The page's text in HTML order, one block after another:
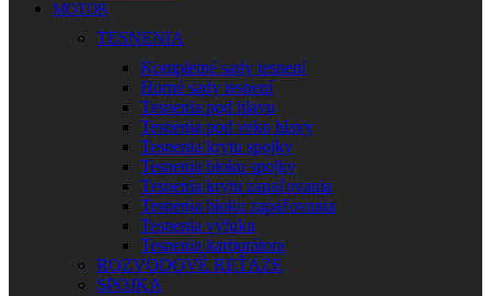
MOTOR
TESNENIA
Kompletné sady tesnení
Horné sady tesnení
Tesnenia pod hlavu
Tesnenia pod veko hlavy
Tesnenia krytu spojky
Tesnenia bloku spojky
Tesnenia krytu zapaľovania
Tesnenia bloku zapaľovania
Tesnenia výfuku
Tesnenia karburátora
ROZVODOVÉ REŤAZE
SPOJKA